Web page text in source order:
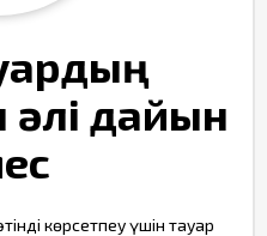
дайын
көрсетпеу үшін тауар